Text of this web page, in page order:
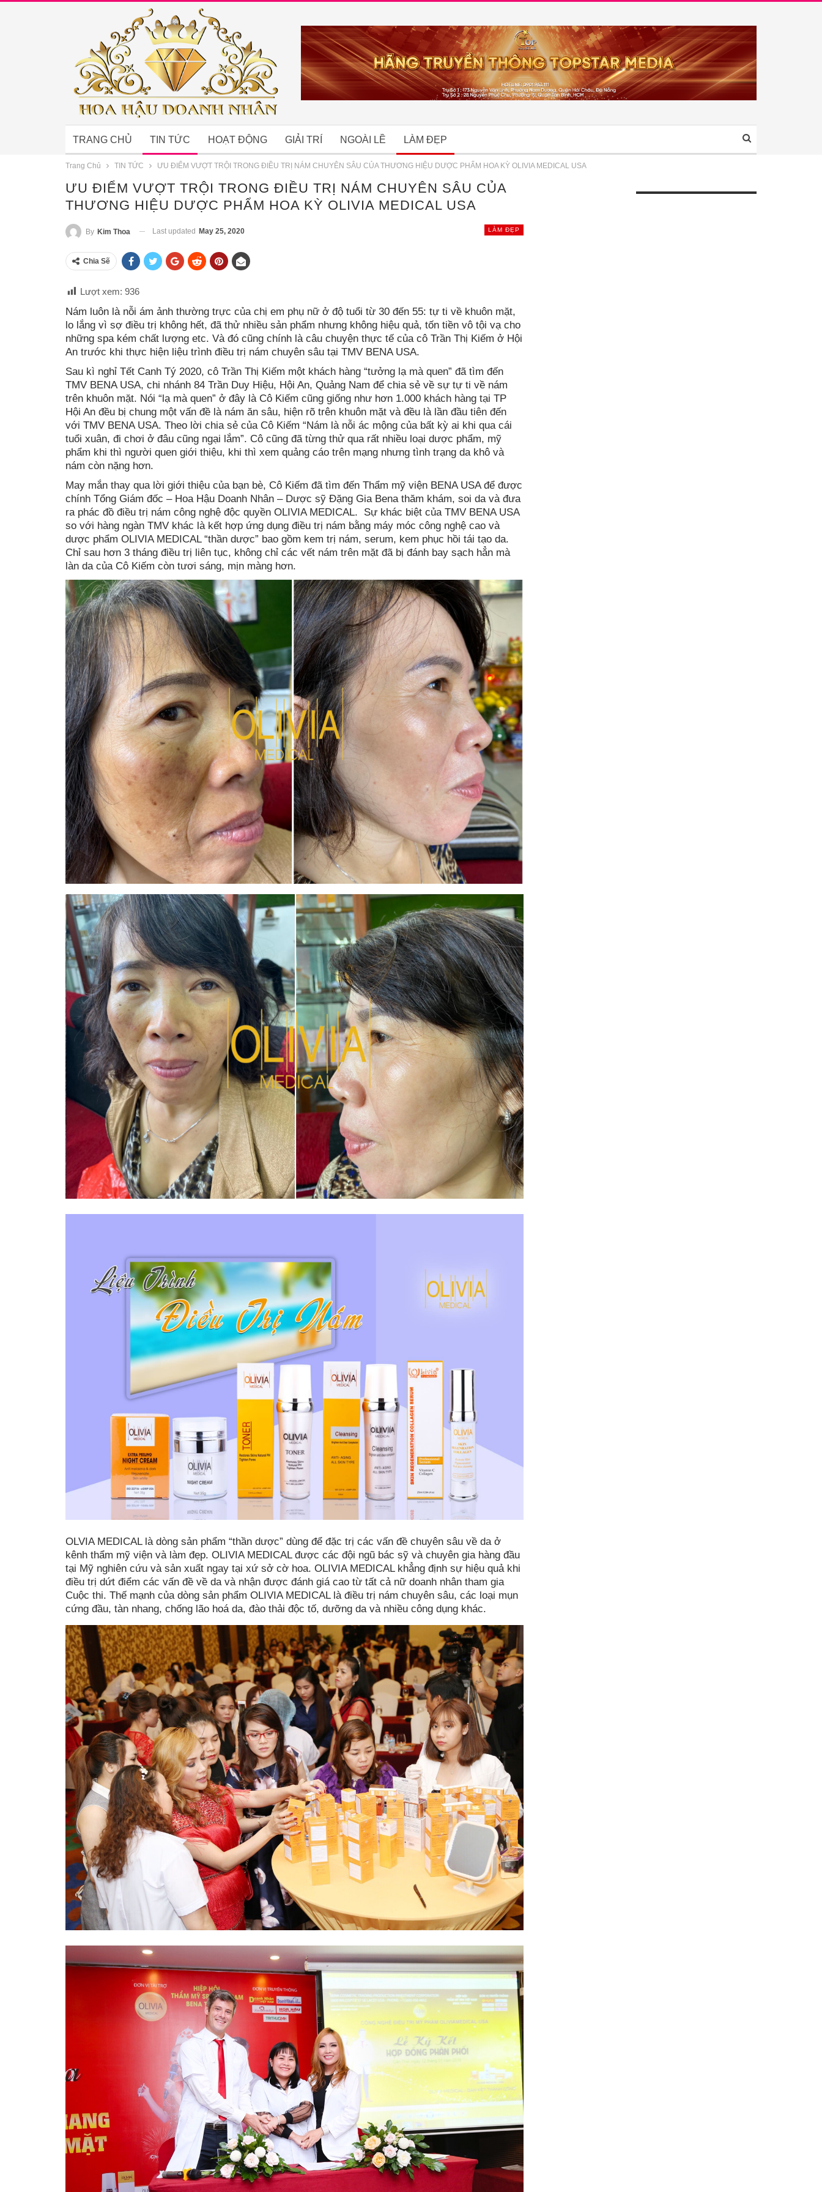
TRANG CHỦ TIN TỨC HOẠT ĐỘNG GIẢI TRÍ NGOÀI LỀ LÀM ĐẸP
Trang Chủ TIN TỨC ƯU ĐIỂM VƯỢT TRỘI TRONG ĐIỀU TRỊ NÁM CHUYÊN SÂU CỦA THƯƠNG HIỆU DƯỢC PHẨM HOA KỲ OLIVIA MEDICAL USA
ƯU ĐIỂM VƯỢT TRỘI TRONG ĐIỀU TRỊ NÁM CHUYÊN SÂU CỦA
THƯƠNG HIỆU DƯỢC PHẨM HOA KỲ OLIVIA MEDICAL USA
LÀM ĐẸP
By Kim Thoa Last updated May 25, 2020
Chia Sẽ
Lượt xem: 936
Nám luôn là nỗi ám ảnh thường trực của chị em phụ nữ ở độ tuổi từ 30 đến 55: tự ti về khuôn mặt,
lo lắng vì sợ điều trị không hết, đã thử nhiều sản phẩm nhưng không hiệu quả, tốn tiền vô tội vạ cho
những spa kém chất lượng etc. Và đó cũng chính là câu chuyện thực tế của cô Trần Thị Kiếm ở Hội
An trước khi thực hiện liệu trình điều trị nám chuyên sâu tại TMV BENA USA.
Sau kì nghỉ Tết Canh Tý 2020, cô Trần Thị Kiếm một khách hàng “tưởng lạ mà quen” đã tìm đến
TMV BENA USA, chi nhánh 84 Trần Duy Hiệu, Hội An, Quảng Nam để chia sẻ về sự tự ti về nám
trên khuôn mặt. Nói “lạ mà quen” ở đây là Cô Kiếm cũng giống như hơn 1.000 khách hàng tại TP
Hội An đều bị chung một vấn đề là nám ăn sâu, hiện rõ trên khuôn mặt và đều là lần đầu tiên đến
với TMV BENA USA. Theo lời chia sẻ của Cô Kiếm “Nám là nỗi ác mộng của bất kỳ ai khi qua cái
tuổi xuân, đi chơi ở đâu cũng ngại lắm”. Cô cũng đã từng thử qua rất nhiều loại dược phẩm, mỹ
phẩm khi thì người quen giới thiệu, khi thì xem quảng cáo trên mạng nhưng tình trạng da khô và
nám còn nặng hơn.
May mắn thay qua lời giới thiệu của bạn bè, Cô Kiếm đã tìm đến Thẩm mỹ viện BENA USA để được
chính Tổng Giám đốc – Hoa Hậu Doanh Nhân – Dược sỹ Đặng Gia Bena thăm khám, soi da và đưa
ra phác đồ điều trị nám công nghệ độc quyền OLIVIA MEDICAL. Sự khác biệt của TMV BENA USA
so với hàng ngàn TMV khác là kết hợp ứng dụng điều trị nám bằng máy móc công nghệ cao và
dược phẩm OLIVIA MEDICAL “thần dược” bao gồm kem trị nám, serum, kem phục hồi tái tạo da.
Chỉ sau hơn 3 tháng điều trị liên tục, không chỉ các vết nám trên mặt đã bị đánh bay sạch hẳn mà
làn da của Cô Kiếm còn tươi sáng, mịn màng hơn.
OLVIA MEDICAL là dòng sản phẩm “thần dược” dùng để đặc trị các vấn đề chuyên sâu về da ở
kênh thẩm mỹ viện và làm đẹp. OLIVIA MEDICAL được các đội ngũ bác sỹ và chuyên gia hàng đầu
tại Mỹ nghiên cứu và sản xuất ngay tại xứ sở cờ hoa. OLIVIA MEDICAL khẳng định sự hiệu quả khi
điều trị dứt điểm các vấn đề về da và nhận được đánh giá cao từ tất cả nữ doanh nhân tham gia
Cuộc thi. Thế mạnh của dòng sản phẩm OLIVIA MEDICAL là điều trị nám chuyên sâu, các loại mụn
cứng đầu, tàn nhang, chống lão hoá da, đào thải độc tố, dưỡng da và nhiều công dụng khác.